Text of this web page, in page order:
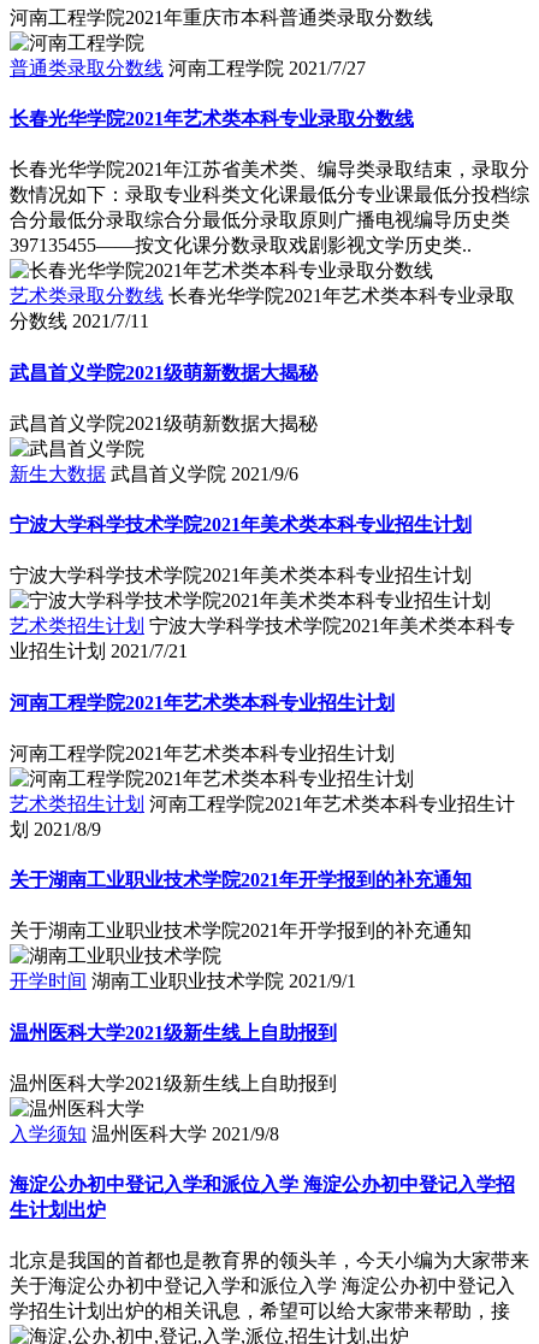
河南工程学院2021年重庆市本科普通类录取分数线
普通类录取分数线 河南工程学院 2021/7/27
长春光华学院2021年艺术类本科专业录取分数线
长春光华学院2021年江苏省美术类、编导类录取结束，录取分
数情况如下：录取专业科类文化课最低分专业课最低分投档综
合分最低分录取综合分最低分录取原则广播电视编导历史类
397135455――按文化课分数录取戏剧影视文学历史类..
艺术类录取分数线 长春光华学院2021年艺术类本科专业录取
分数线 2021/7/11
武昌首义学院2021级萌新数据大揭秘
武昌首义学院2021级萌新数据大揭秘
新生大数据 武昌首义学院 2021/9/6
宁波大学科学技术学院2021年美术类本科专业招生计划
宁波大学科学技术学院2021年美术类本科专业招生计划
艺术类招生计划 宁波大学科学技术学院2021年美术类本科专
业招生计划 2021/7/21
河南工程学院2021年艺术类本科专业招生计划
河南工程学院2021年艺术类本科专业招生计划
艺术类招生计划 河南工程学院2021年艺术类本科专业招生计
划 2021/8/9
关于湖南工业职业技术学院2021年开学报到的补充通知
关于湖南工业职业技术学院2021年开学报到的补充通知
开学时间 湖南工业职业技术学院 2021/9/1
温州医科大学2021级新生线上自助报到
温州医科大学2021级新生线上自助报到
入学须知 温州医科大学 2021/9/8
海淀公办初中登记入学和派位入学 海淀公办初中登记入学招
生计划出炉
北京是我国的首都也是教育界的领头羊，今天小编为大家带来
关于海淀公办初中登记入学和派位入学 海淀公办初中登记入
学招生计划出炉的相关讯息，希望可以给大家带来帮助，接